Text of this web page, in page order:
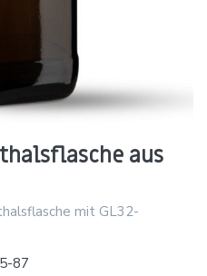
aus
mit GL32-
87